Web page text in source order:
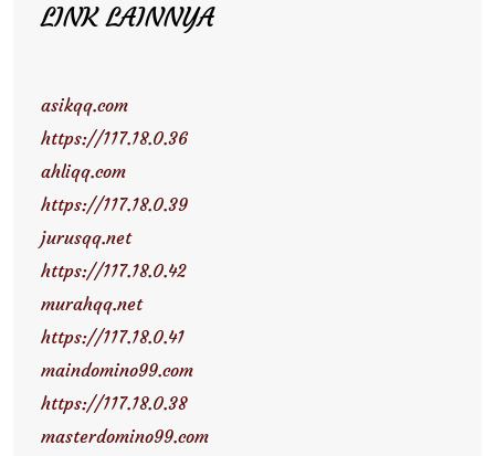
LINK LAINNYA
asikqq.com
https://117.18.0.36
ahliqq.com
https://117.18.0.39
jurusqq.net
https://117.18.0.42
murahqq.net
https://117.18.0.41
maindomino99.com
https://117.18.0.38
masterdomino99.com